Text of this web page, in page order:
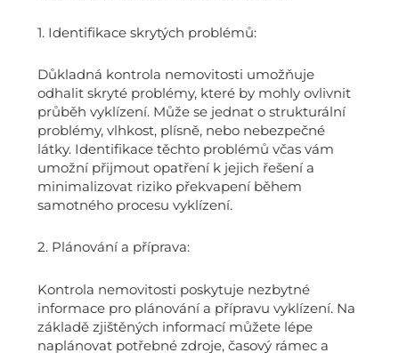
1. Identifikace skrytých problémů:
Důkladná kontrola nemovitosti umožňuje
odhalit skryté problémy, které by mohly ovlivnit
průběh vyklízení. Může se jednat o strukturální
problémy, vlhkost, plísně, nebo nebezpečné
látky. Identifikace těchto problémů včas vám
umožní přijmout opatření k jejich řešení a
minimalizovat riziko překvapení během
samotného procesu vyklízení.
2. Plánování a příprava:
Kontrola nemovitosti poskytuje nezbytné
informace pro plánování a přípravu vyklízení. Na
základě zjištěných informací můžete lépe
naplánovat potřebné zdroje, časový rámec a